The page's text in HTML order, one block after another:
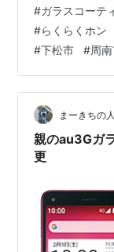
※galaxy(ギャラ
クセル)、
https://
Nin…
#ガラスコーテ
#らくらくホン
#下松市 #周
まーきちの
親のau3Gガ
更